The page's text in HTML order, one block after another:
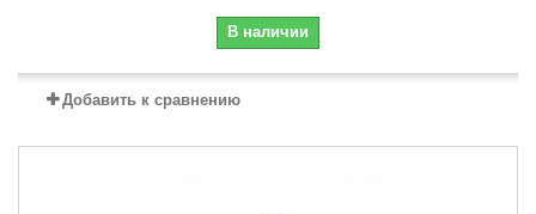
В наличии
Добавить к сравнению